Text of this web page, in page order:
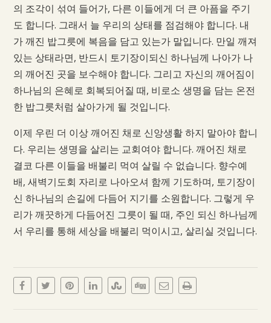
의 조각이 섞여 들어가, 다른 이들에게 더 큰 아픔을 주기
도 합니다. 그래서 늘 우리의 상태를 점검해야 합니다. 내
가 깨진 밥그릇에 복음을 담고 있는가 말입니다. 만일 깨져
있는 상태라면, 반드시 토기장이되신 하나님께 나아가 나
의 깨어진 곳을 보수해야 합니다. 그리고 자신의 깨어짐이
하나님의 은혜로 회복되어질 때, 비로소 생명을 담는 온전
한 밥그릇처럼 살아가게 될 것입니다.
이제 우린 더 이상 깨어진 채로 신앙생활 하지 말아야 합니
다. 우리는 생명을 살리는 교회여야 합니다. 깨어진 채로
결코 다른 이들을 배불리 먹여 살릴 수 없습니다. 향수예
배, 새벽기도회 자리로 나아오셔 함께 기도하며, 토기장이
신 하나님의 손길에 다듬어 지기를 소원합니다. 그렇게 우
리가 깨끗하게 다듬어진 그릇이 될 때, 주인 되신 하나님께
서 우리를 통해 세상을 배불리 먹이시고, 살리실 것입니다.